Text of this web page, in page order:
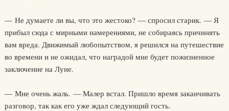
— Не думаете ли вы, что это жестоко? — спросил старик. — Я
прибыл сюда с мирными намерениями, не собираясь причинять
вам вреда. Движимый любопытством, я решился на путешествие
во времени и не ожидал, что наградой мне будет пожизненное
заключение на Луне.
— Мне очень жаль. — Малер встал. Пришло время заканчивать
разговор, так как его уже ждал следующий гость.